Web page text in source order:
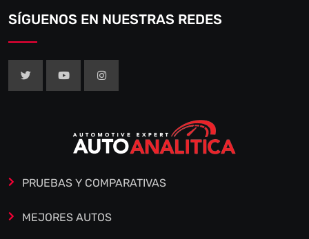
SÍGUENOS EN NUESTRAS REDES
PRUEBAS Y COMPARATIVAS
MEJORES AUTOS